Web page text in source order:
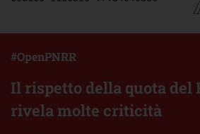
Il rispetto della quota del
rivela molte criticità
#OpenPNRR